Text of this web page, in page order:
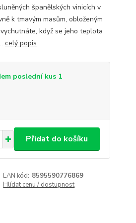
španělských vinicích v
k tmavým masům, obloženým
když se jeho teplota
celý popis
poslední kus 1
Přidat do košíku
EAN kód: 8595590776869
Hlídat cenu / dostupnost